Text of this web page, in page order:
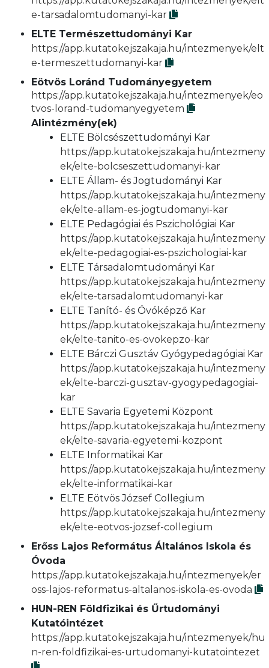
e-tarsadalomtudomanyi-kar
ELTE Természettudományi Kar
https://app.kutatokejszakaja.hu/intezmenyek/elt
e-termeszettudomanyi-kar
Eötvös Loránd Tudományegyetem
https://app.kutatokejszakaja.hu/intezmenyek/eo
tvos-lorand-tudomanyegyetem
Alintézmény(ek)
ELTE Bölcsészettudományi Kar
https://app.kutatokejszakaja.hu/intezmeny
ek/elte-bolcseszettudomanyi-kar
ELTE Állam- és Jogtudományi Kar
https://app.kutatokejszakaja.hu/intezmeny
ek/elte-allam-es-jogtudomanyi-kar
ELTE Pedagógiai és Pszichológiai Kar
https://app.kutatokejszakaja.hu/intezmeny
ek/elte-pedagogiai-es-pszichologiai-kar
ELTE Társadalomtudományi Kar
https://app.kutatokejszakaja.hu/intezmeny
ek/elte-tarsadalomtudomanyi-kar
ELTE Tanító- és Óvóképző Kar
https://app.kutatokejszakaja.hu/intezmeny
ek/elte-tanito-es-ovokepzo-kar
ELTE Bárczi Gusztáv Gyógypedagógiai Kar
https://app.kutatokejszakaja.hu/intezmeny
ek/elte-barczi-gusztav-gyogypedagogiai-
kar
ELTE Savaria Egyetemi Központ
https://app.kutatokejszakaja.hu/intezmeny
ek/elte-savaria-egyetemi-kozpont
ELTE Informatikai Kar
https://app.kutatokejszakaja.hu/intezmeny
ek/elte-informatikai-kar
ELTE Eötvös József Collegium
https://app.kutatokejszakaja.hu/intezmeny
ek/elte-eotvos-jozsef-collegium
Erőss Lajos Református Általános Iskola és
Óvoda
https://app.kutatokejszakaja.hu/intezmenyek/er
oss-lajos-reformatus-altalanos-iskola-es-ovoda
HUN-REN Földfizikai és Űrtudományi
Kutatóintézet
https://app.kutatokejszakaja.hu/intezmenyek/hu
n-ren-foldfizikai-es-urtudomanyi-kutatointezet